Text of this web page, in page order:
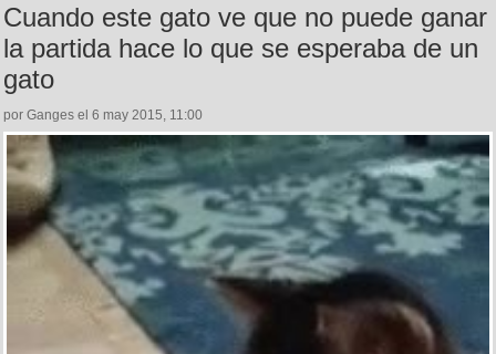
Cuando este gato ve que no puede ganar
la partida hace lo que se esperaba de un
gato
por Ganges el 6 may 2015, 11:00